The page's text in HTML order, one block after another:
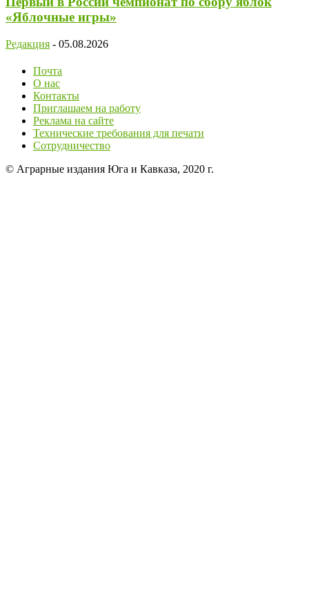
«Яблочные игры»
Редакция - 05.08.2026
Почта
О нас
Контакты
Приглашаем на работу
Реклама на сайте
Технические требования для печати
Сотрудничество
© Аграрные издания Юга и Кавказа, 2020 г.